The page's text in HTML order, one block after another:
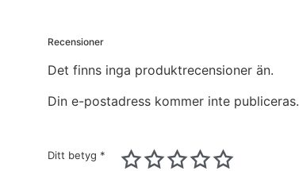
Recensioner
Det finns inga produktrecensioner än.
Din e-postadress kommer inte publiceras.
Ditt betyg *